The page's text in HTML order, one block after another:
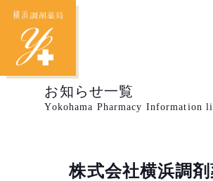
お知らせ一覧
Yokohama Pharmacy Information
株式会社横浜調剤